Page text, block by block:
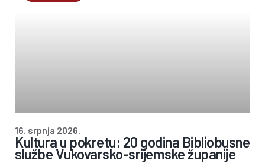
Kultura u pokretu: 20 godina Bibliobusne
službe Vukovarsko-srijemske županije
16. srpnja 2026.